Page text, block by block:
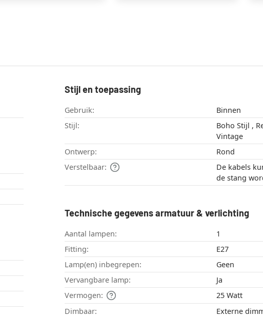
Stijl en toepassing
Gebruik:
Binnen
Stijl:
Boho Stijl , Retro , Scandinavisch ,
Vintage
Ontwerp:
Rond
Verstelbaar:
De kabels
de stang
Technische gegevens armatuur & verlichting
Aantal lampen:
1
Fitting:
E27
Lamp(en) inbegrepen:
Geen
Vervangbare lamp:
Ja
Vermogen:
25 Watt
Dimbaar:
Externe